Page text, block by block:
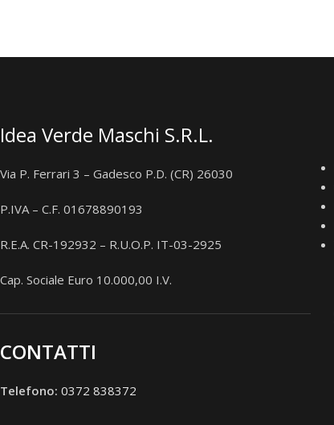
Idea Verde Maschi S.R.L.
Via P. Ferrari 3 – Gadesco P.D. (CR) 26030
P.IVA – C.F. 01678890193
R.E.A. CR-192932 – R.U.O.P. IT-03-2925
Cap. Sociale Euro 10.000,00 I.V.
CONTATTI
Telefono: 0372 838372